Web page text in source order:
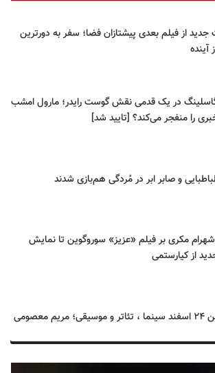
جدید از فیلم بعدی پیشتازان فضا؛ سفر به دورترین
آینده
گاسلینگ در یک قدمی نقش گوست رایدر؛ مارول امشب
را منفجر می‌کند؟ [تایید شد]
و صابر ابر در مُردگی هم‌بازی شدند
شهرام مکری بر فیلم «عزیز» سوروگوین تا نمایش
از کیارستمی
معصومی